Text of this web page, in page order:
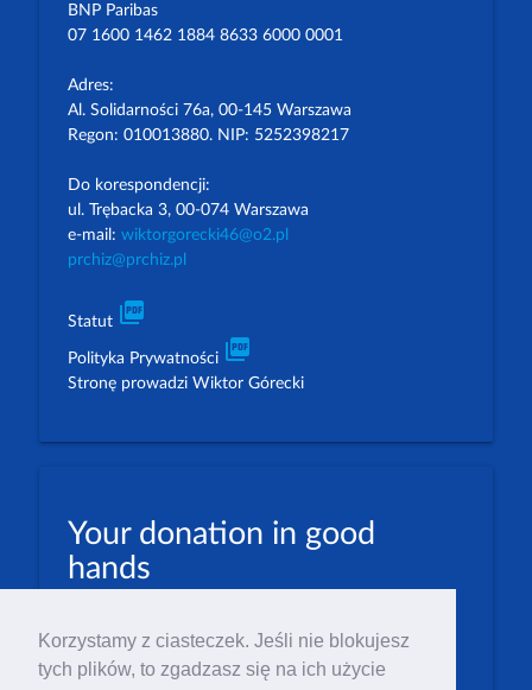
Korzystamy z ciasteczek. Jeśli nie blokujesz
tych plików, to zgadzasz się na ich użycie
BNP Paribas
07 1600 1462 1884 8633 6000 0001
Adres:
Al. Solidarności 76a, 00-145 Warszawa
Regon: 010013880. NIP: 5252398217
Do korespondencji:
ul. Trębacka 3, 00-074 Warszawa
e-mail: wiktorgorecki46@o2.pl
prchiz@prchiz.pl
Statut picture_as_pdf
Polityka Prywatności picture_as_pdf
Stronę prowadzi Wiktor Górecki
Your donation in good
hands
EUR: 23 1600 1462 1884 8633 6000 0004
Numer IBAN: PL23 1 600 1462 1884 8633 6000